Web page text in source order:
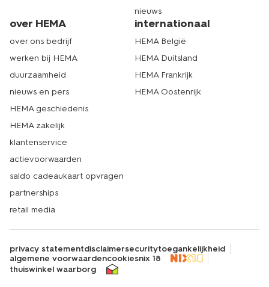
nieuws
over HEMA
over ons bedrijf
werken bij HEMA
duurzaamheid
nieuws en pers
HEMA geschiedenis
HEMA zakelijk
klantenservice
actievoorwaarden
saldo cadeaukaart opvragen
partnerships
retail media
internationaal
HEMA België
HEMA Duitsland
HEMA Frankrijk
HEMA Oostenrijk
privacy statementdisclaimersecuritytoegankelijkheid
algemene voorwaardencookiesnix 18
thuiswinkel waarborg